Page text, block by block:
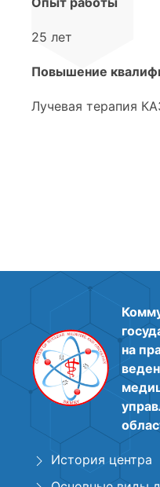
25 лет
Повышение
Лучевая терапия
на
История центра